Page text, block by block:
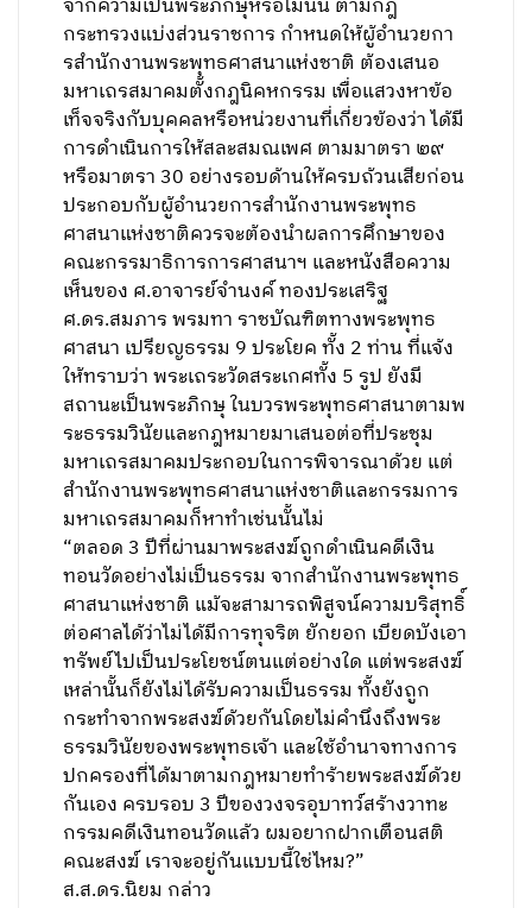
จากความเป็นพระภิกษุหรือไม่นั้น ตามกฎ
กระทรวงแบ่งส่วนราชการ กำหนดให้ผู้อํานวยกา
รสํานักงานพระพุทธศาสนาแห่งชาติ ต้องเสนอ
มหาเถรสมาคมตั้งกฎนิคหกรรม เพื่อแสวงหาข้อ
เท็จจริงกับบุคคลหรือหน่วยงานที่เกี่ยวข้องว่า ได้มี
การดําเนินการให้สละสมณเพศ ตามมาตรา ๒๙
หรือมาตรา 30 อย่างรอบด้านให้ครบถ้วนเสียก่อน
ประกอบกับผู้อำนวยการสำนักงานพระพุทธ
ศาสนาแห่งชาติควรจะต้องนําผลการศึกษาของ
คณะกรรมาธิการการศาสนาฯ และหนังสือความ
เห็นของ ศ.อาจารย์จำนงค์ ทองประเสริฐ
ศ.ดร.สมภาร พรมทา ราชบัณฑิตทางพระพุทธ
ศาสนา เปรียญธรรม 9 ประโยค ทั้ง 2 ท่าน ที่แจ้ง
ให้ทราบว่า พระเถระวัดสระเกศทั้ง 5 รูป ยังมี
สถานะเป็นพระภิกษุ ในบวรพระพุทธศาสนาตามพ
ระธรรมวินัยและกฎหมายมาเสนอต่อที่ประชุม
มหาเถรสมาคมประกอบในการพิจารณาด้วย แต่
สำนักงานพระพุทธศาสนาแห่งชาติและกรรมการ
มหาเถรสมาคมก็หาทําเช่นนั้นไม่
“ตลอด 3 ปีที่ผ่านมาพระสงฆ์ถูกดำเนินคดีเงิน
ทอนวัดอย่างไม่เป็นธรรม จากสำนักงานพระพุทธ
ศาสนาแห่งชาติ แม้จะสามารถพิสูจน์ความบริสุทธิ์
ต่อศาลได้ว่าไม่ได้มีการทุจริต ยักยอก เบียดบังเอา
ทรัพย์ไปเป็นประโยชน์ตนแต่อย่างใด แต่พระสงฆ์
เหล่านั้นก็ยังไม่ได้รับความเป็นธรรม ทั้งยังถูก
กระทำจากพระสงฆ์ด้วยกันโดยไม่คำนึงถึงพระ
ธรรมวินัยของพระพุทธเจ้า และใช้อำนาจทางการ
ปกครองที่ได้มาตามกฎหมายทำร้ายพระสงฆ์ด้วย
กันเอง ครบรอบ 3 ปีของวงจรอุบาทว์สร้างวาทะ
กรรมคดีเงินทอนวัดแล้ว ผมอยากฝากเตือนสติ
คณะสงฆ์ เราจะอยู่กันแบบนี้ใช่ไหม?”
ส.ส.ดร.นิยม กล่าว